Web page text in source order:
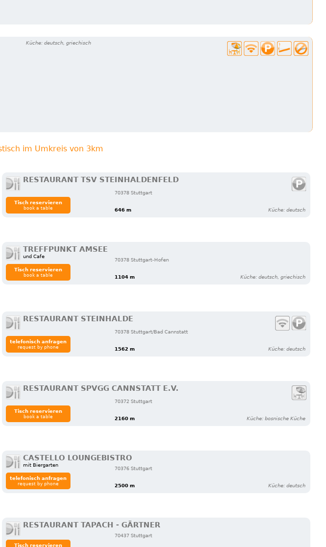
Küche: deutsch, griechisch
im Umkreis von 3km
RESTAURANT TSV STEINHALDENFELD
70378 Stuttgart
646 m Küche: deutsch
Tisch reservieren
book a table
TREFFPUNKT AMSEE
und Cafe
70378 Stuttgart-Hofen
1104 m Küche: deutsch, griechisch
Tisch reservieren
book a table
RESTAURANT STEINHALDE
70378 Stuttgart/Bad Cannstatt
1562 m Küche: deutsch
telefonisch anfragen
request by phone
RESTAURANT SPVGG CANNSTATT E.V.
70372 Stuttgart
2160 m Küche: bosnische Küche
Tisch reservieren
book a table
CASTELLO LOUNGEBISTRO
mit Biergarten
70376 Stuttgart
2500 m Küche: deutsch
telefonisch anfragen
request by phone
RESTAURANT TAPACH - GÄRTNER
70437 Stuttgart
Tisch reservieren